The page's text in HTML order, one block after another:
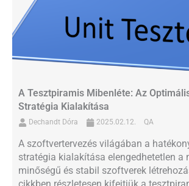
A Tesztpiramis Mibenléte: Az
Stratégia Kialakítása
Dechandt Dóra 2025.02.12. QA
A szoftvertervezés világában a
stratégia kialakítása elengedhetetlen a
minőségű és stabil szoftverek